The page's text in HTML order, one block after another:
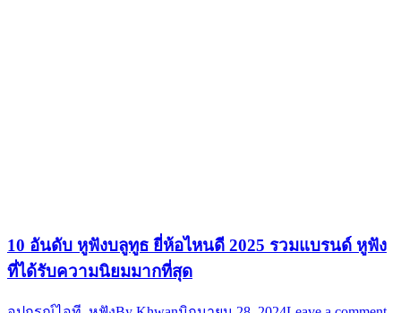
10 อันดับ หูฟังบลูทูธ ยี่ห้อไหนดี 2025 รวมแบรนด์ หูฟัง
ที่ได้รับความนิยมมากที่สุด